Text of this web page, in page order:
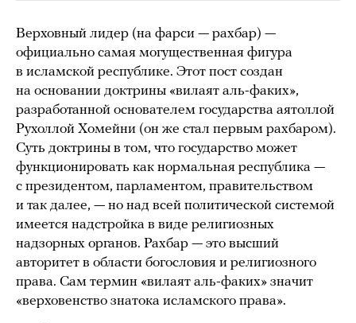
Верховный лидер (на фарси — рахбар) —
официально самая могущественная фигура
в исламской республике. Этот пост создан
на основании доктрины «вилаят аль-факих»,
разработанной основателем государства аятоллой
Рухоллой Хомейни (он же стал первым рахбаром).
Суть доктрины в том, что государство может
функционировать как нормальная республика —
с президентом, парламентом, правительством
и так далее, — но над всей политической системой
имеется надстройка в виде религиозных
надзорных органов. Рахбар — это высший
авторитет в области богословия и религиозного
права. Сам термин «вилаят аль-факих» значит
«верховенство знатока исламского права».